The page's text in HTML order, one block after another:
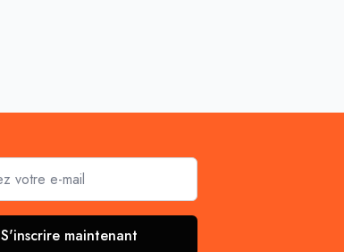
S'inscrire maintenant